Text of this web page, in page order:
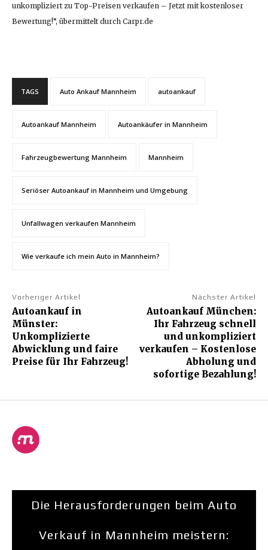
unkompliziert zu Top-Preisen verkaufen – Jetzt mit kostenloser
Bewertung!“, übermittelt durch Carpr.de
TAGS Auto Ankauf Mannheim autoankauf
Autoankauf Mannheim Autoankäufer in Mannheim
Fahrzeugbewertung Mannheim Mannheim
Seriöser Autoankauf in Mannheim und Umgebung
Unfallwagen verkaufen Mannheim
Wie verkaufe ich mein Auto in Mannheim?
Vorheriger Artikel
Autoankauf in
Münster:
Unkomplizierte
Abwicklung und faire
Preise für Ihr Fahrzeug!
Nächster Artikel
Autoankauf München:
Ihr Fahrzeug schnell
und unkompliziert
verkaufen – Kostenlose
Abholung und
sofortige Bezahlung!
Die Herausforderungen beim Auto
Verkauf in Mannheim meistern: